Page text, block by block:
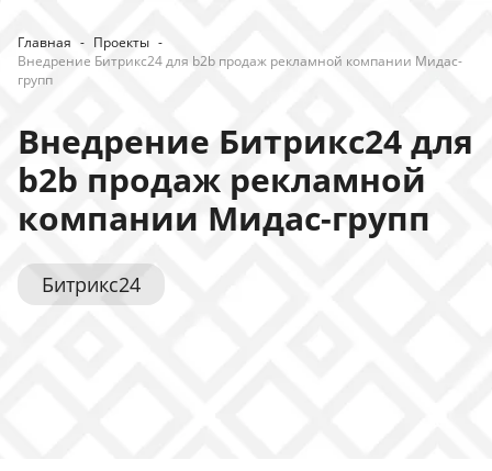
Главная - Проекты -
Внедрение Битрикс24 для b2b продаж рекламной компании Мидас-
групп
Внедрение Битрикс24 для
b2b продаж рекламной
компании Мидас-групп
Битрикс24